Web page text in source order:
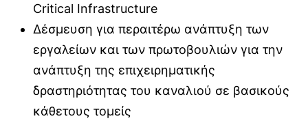
Critical Infrastructure
Δέσμευση για περαιτέρω ανάπτυξη των
εργαλείων και των πρωτοβουλιών για την
ανάπτυξη της επιχειρηματικής
δραστηριότητας του καναλιού σε βασικούς
κάθετους τομείς